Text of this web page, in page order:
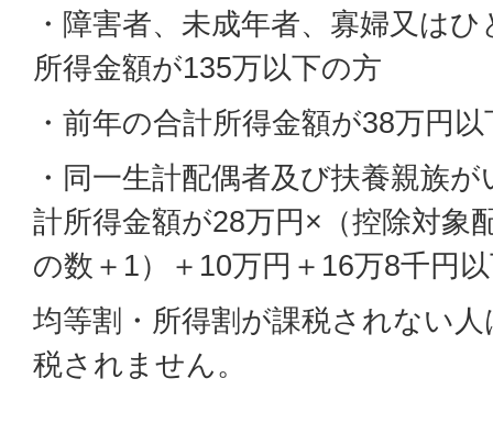
・障害者、未成年者、寡婦又は
所得金額が135万以下の方
・前年の合計所得金額が38万円以
・同一生計配偶者及び扶養親族
計所得金額が28万円×（控除対象
の数＋1）＋10万円＋16万8千円
均等割・所得割が課税されない
税されません。